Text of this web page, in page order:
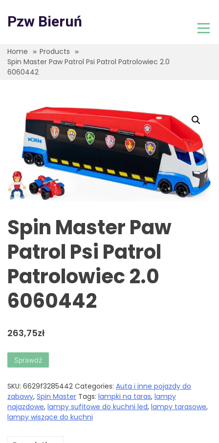
content
Pzw Bieruń
Home
Products
Spin Master Paw Patrol Psi Patrol Patrolowiec 2.0
6060442
Spin Master Paw
Patrol Psi Patrol
Patrolowiec 2.0
6060442
263,75zł
Sprawdź
SKU: 6629f3285442 Categories: Auta i inne pojazdy do
zabawy, Spin Master Tags: lampki na taras, lampy
najazdowe, lampy sufitowe do kuchni led, lampy tarasowe,
lampy wiszące do kuchni